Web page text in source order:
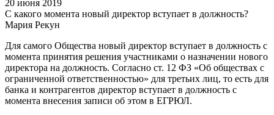
20 июня 2019
С какого момента новый директор вступает в должность?
Мария Рекун
Для самого Общества новый директор вступает в должность с
момента принятия решения участниками о назначении нового
директора на должность. Согласно ст. 12 ФЗ «Об обществах с
ограниченной ответственностью» для третьих лиц, то есть для
банка и контрагентов директор вступает в должность с
момента внесения записи об этом в ЕГРЮЛ.